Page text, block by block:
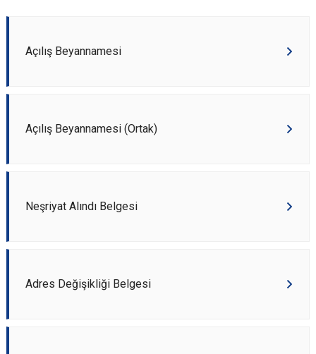
Açılış Beyannamesi
Açılış Beyannamesi (Ortak)
Neşriyat Alındı Belgesi
Adres Değişikliği Belgesi